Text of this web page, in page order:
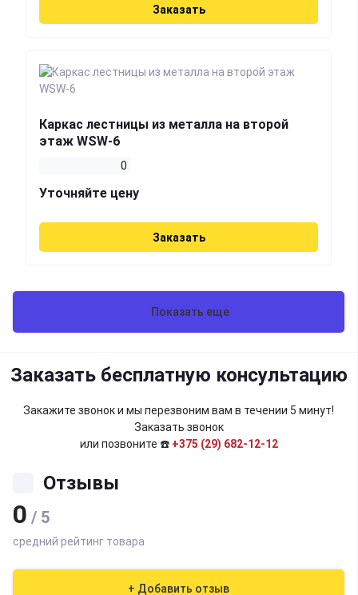
Заказать
Каркас лестницы из металла на второй
этаж WSW-6
0
Уточняйте цену
Заказать
Показать еще
Заказать бесплатную консультацию
Закажите звонок и мы перезвоним вам в течении 5 минут!
Заказать звонок
или позвоните ☎️ +375 (29) 682-12-12
Отзывы
0 / 5
средний рейтинг товара
+ Добавить отзыв